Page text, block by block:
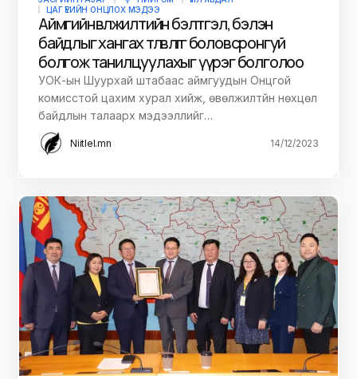
ЦАГ ҮЕИЙН ОНЦЛОХ МЭДЭЭ
Аймгийн өвөлжилтийн бэлтгэл, бэлэн
байдлыг хангах төлөвлөгөөг боловсронгуй
болгож танилцуулахыг үүрэг болголоо
УОК-ын Шуурхай штабаас аймгуудын Онцгой
комисстой цахим хурал хийж, өвөлжилтйн нөхцөл
байдлын талаарх мэдээллийг…
Niitlel.mn 14/12/2023